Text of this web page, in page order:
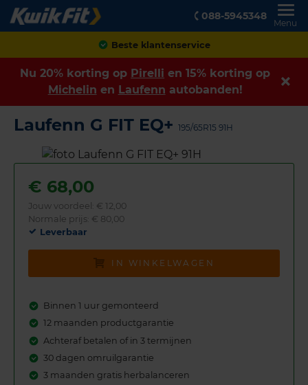
088-5945348
Menu
Achteraf betalen
Nu 20% korting op Pirelli en 15% korting op
Michelin en Laufenn autobanden!
Laufenn G FIT EQ+ 195/65R15 91H
€ 68,00
Jouw voordeel: € 12,00
Normale prijs: € 80,00
Leverbaar
IN WINKELWAGEN
Binnen 1 uur gemonteerd
12 maanden productgarantie
Achteraf betalen of in 3 termijnen
30 dagen omruilgarantie
3 maanden gratis herbalanceren